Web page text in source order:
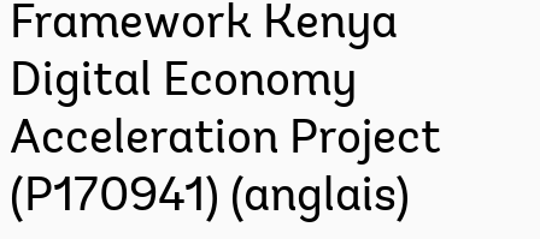
Framework Kenya
Digital Economy
Acceleration Project
(P170941) (anglais)